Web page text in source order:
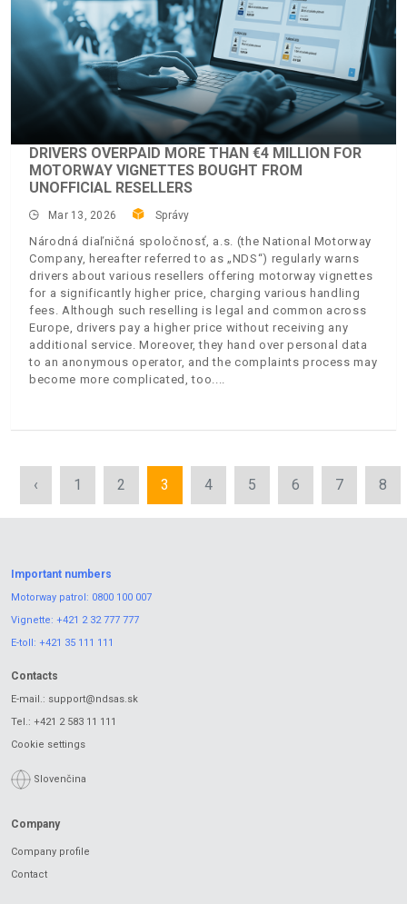
DRIVERS OVERPAID MORE THAN €4 MILLION FOR
MOTORWAY VIGNETTES BOUGHT FROM
UNOFFICIAL RESELLERS
Mar 13, 2026 Správy
Národná diaľničná spoločnosť, a.s. (the National Motorway
Company, hereafter referred to as „NDS“) regularly warns
drivers about various resellers offering motorway vignettes
for a significantly higher price, charging various handling
fees. Although such reselling is legal and common across
Europe, drivers pay a higher price without receiving any
additional service. Moreover, they hand over personal data
to an anonymous operator, and the complaints process may
become more complicated, too.
‹ 1 2 3 4 5 6 7 8
Important numbers
Motorway patrol: 0800 100 007
Vignette: +421 2 32 777 777
E-toll: +421 35 111 111
Contacts
E-mail.: support@ndsas.sk
Tel.: +421 2 583 11 111
Cookie settings
Slovenčina
Company
Company profile
Contact